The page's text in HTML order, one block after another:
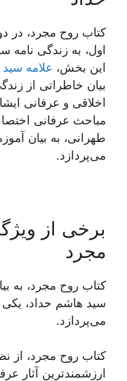
کتاب روح مجرد،
اول، به زندگی نامه
این بخش، علامه
بیان خاطراتی از
اخلاقی و عرفانی
مباحث عرفانی
طهرانی، به بیان
می‌پردازد.
برخی از
مجرد
کتاب روح مجرد، به
سید هاشم حداد، یکی
می‌پردازد.
کتاب روح مجرد، از
ارزشمندترین آثار